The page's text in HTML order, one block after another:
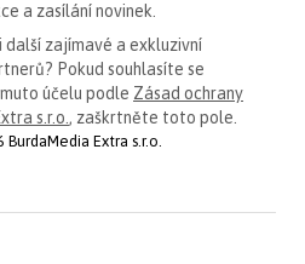
a zasílání novinek.
zajímavé a exkluzivní
Pokud souhlasíte se
účelu podle Zásad ochrany
s.r.o., zaškrtněte toto pole.
Extra s.r.o.